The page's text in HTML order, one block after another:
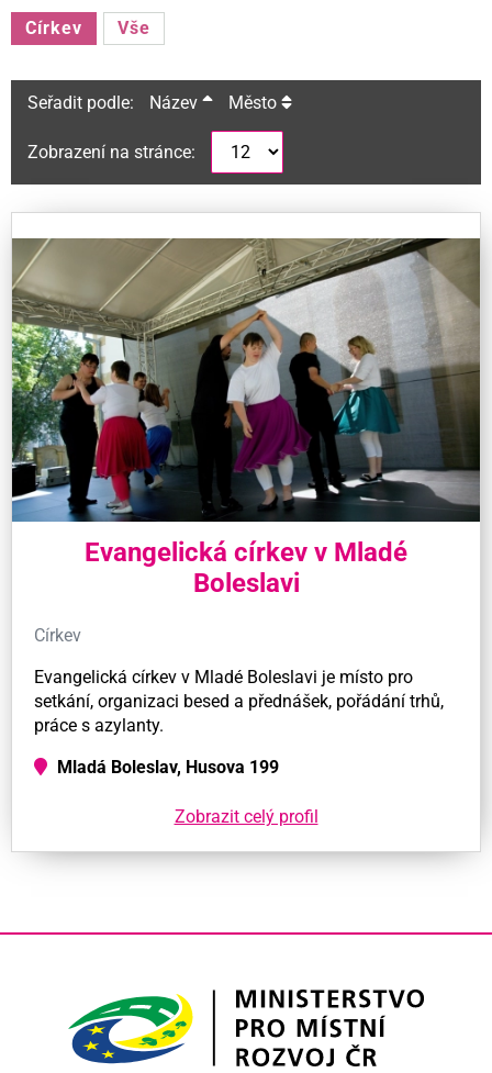
Církev Vše
Seřadit podle: Název Město
Zobrazení na stránce:
Evangelická církev v Mladé
Boleslavi
Církev
Evangelická církev v Mladé Boleslavi je místo pro
setkání, organizaci besed a přednášek, pořádání trhů,
práce s azylanty.
Mladá Boleslav, Husova 199
Zobrazit celý profil